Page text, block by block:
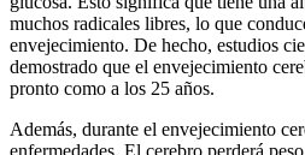
muchos radicales libres, lo que
envejecimiento. De hecho, estudios
demostrado que el envejecimiento
pronto como a los 25 años.
Además, durante el envejecimiento